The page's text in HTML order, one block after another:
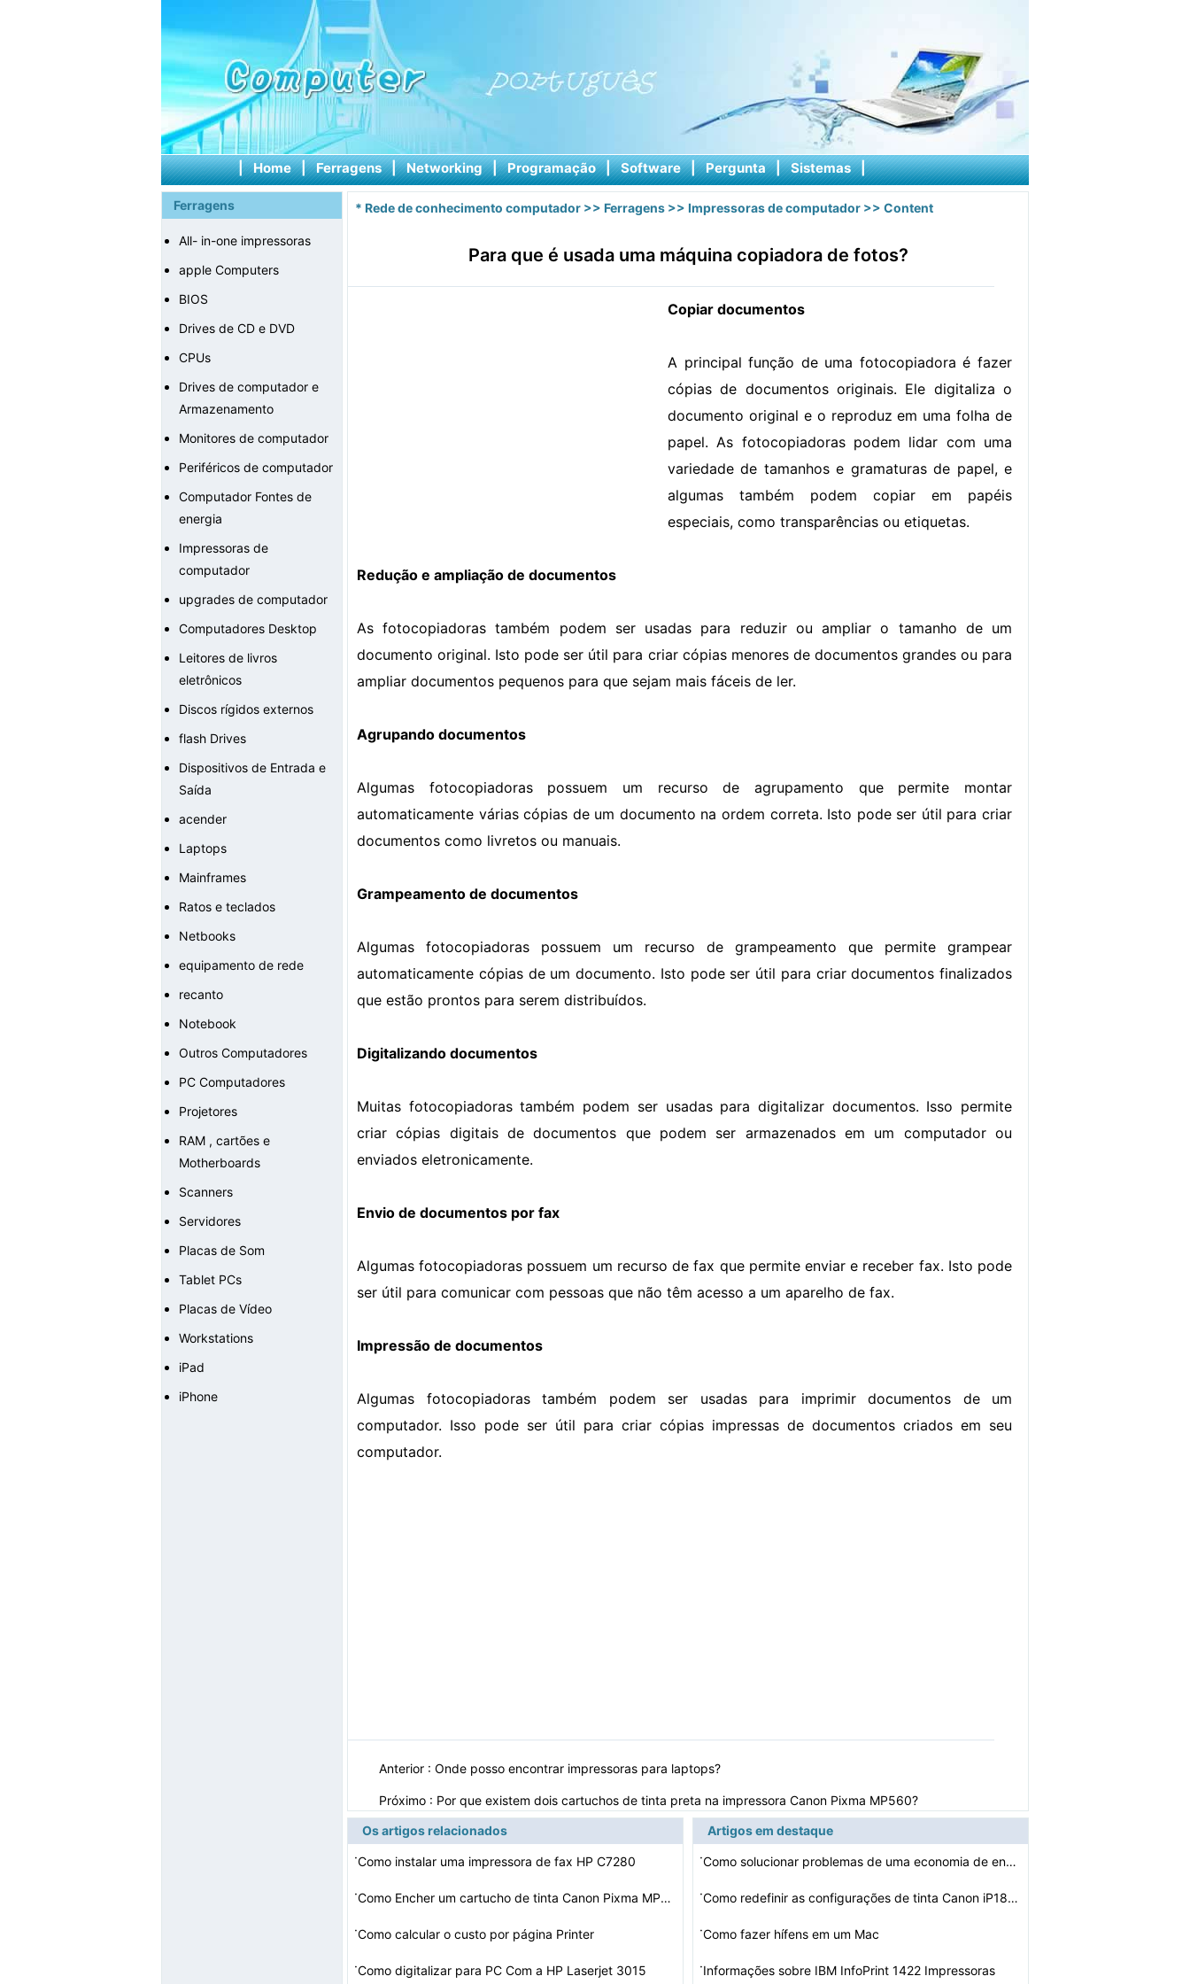
| Home | Ferragens | Networking | Programação | Software | Pergunta | Sistemas |
Ferragens
All- in-one impressoras
apple Computers
BIOS
Drives de CD e DVD
CPUs
Drives de computador e
Armazenamento
Monitores de computador
Periféricos de computador
Computador Fontes de
energia
Impressoras de
computador
upgrades de computador
Computadores Desktop
Leitores de livros
eletrônicos
Discos rígidos externos
flash Drives
Dispositivos de Entrada e
Saída
acender
Laptops
Mainframes
Ratos e teclados
Netbooks
equipamento de rede
recanto
Notebook
Outros Computadores
PC Computadores
Projetores
RAM , cartões e
Motherboards
Scanners
Servidores
Placas de Som
Tablet PCs
Placas de Vídeo
Workstations
iPad
iPhone
* Rede de conhecimento computador >> Ferragens >> Impressoras de computador >> Content
Para que é usada uma máquina copiadora de fotos?
Copiar documentos
A principal função de uma fotocopiadora é fazer
cópias de documentos originais. Ele digitaliza o
documento original e o reproduz em uma folha de
papel. As fotocopiadoras podem lidar com uma
variedade de tamanhos e gramaturas de papel, e
algumas também podem copiar em papéis
especiais, como transparências ou etiquetas.
Redução e ampliação de documentos
As fotocopiadoras também podem ser usadas para reduzir ou ampliar o tamanho de um
documento original. Isto pode ser útil para criar cópias menores de documentos grandes ou para
ampliar documentos pequenos para que sejam mais fáceis de ler.
Agrupando documentos
Algumas fotocopiadoras possuem um recurso de agrupamento que permite montar
automaticamente várias cópias de um documento na ordem correta. Isto pode ser útil para criar
documentos como livretos ou manuais.
Grampeamento de documentos
Algumas fotocopiadoras possuem um recurso de grampeamento que permite grampear
automaticamente cópias de um documento. Isto pode ser útil para criar documentos finalizados
que estão prontos para serem distribuídos.
Digitalizando documentos
Muitas fotocopiadoras também podem ser usadas para digitalizar documentos. Isso permite
criar cópias digitais de documentos que podem ser armazenados em um computador ou
enviados eletronicamente.
Envio de documentos por fax
Algumas fotocopiadoras possuem um recurso de fax que permite enviar e receber fax. Isto pode
ser útil para comunicar com pessoas que não têm acesso a um aparelho de fax.
Impressão de documentos
Algumas fotocopiadoras também podem ser usadas para imprimir documentos de um
computador. Isso pode ser útil para criar cópias impressas de documentos criados em seu
computador.
Anterior : Onde posso encontrar impressoras para laptops?
Próximo : Por que existem dois cartuchos de tinta preta na impressora Canon Pixma MP560?
Os artigos relacionados
·Como instalar uma impressora de fax HP C7280
· Como Encher um cartucho de tinta Canon Pixma MP500
·Como calcular o custo por página Printer
·Como digitalizar para PC Com a HP Laserjet 3015
Artigos em destaque
·
Como solucionar problemas de uma economia de energia To…
· Como redefinir as configurações de tinta Canon iP1800…
·Como fazer hífens em um Mac
·Informações sobre IBM InfoPrint 1422 Impressoras